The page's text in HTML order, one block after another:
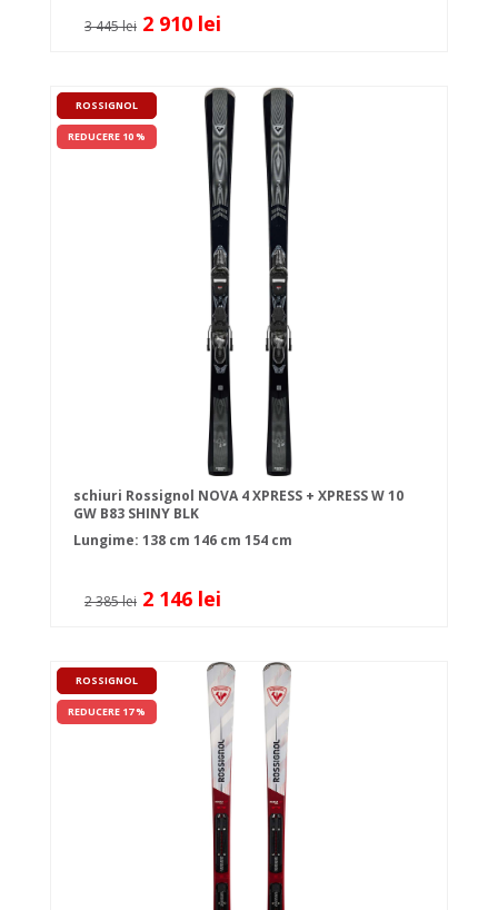
3 445 lei 2 910 lei
ROSSIGNOL
REDUCERE 10 %
schiuri Rossignol NOVA 4 XPRESS + XPRESS W 10
GW B83 SHINY BLK
Lungime: 138 cm 146 cm 154 cm
2 385 lei 2 146 lei
ROSSIGNOL
REDUCERE 17 %